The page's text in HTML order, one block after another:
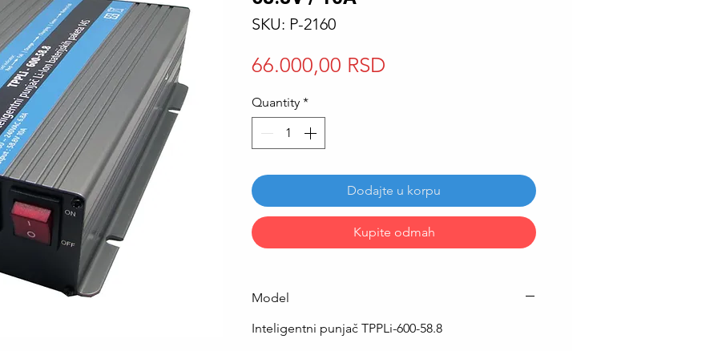
SKU: P-2160
66.000,00 RSD
Quantity *
Dodajte u korpu
Kupite odmah
Model
Inteligentni punjač TPPLi-600-58.8